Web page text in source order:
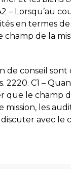
– Lorsqu’au
en termes
champ de la
de conseil
2220. C1 –
que le
mission, les
avec le